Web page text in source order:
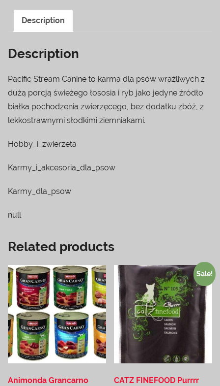
Description
Description
Pacific Stream Canine to karma dla psów wrażliwych z
dużą porcją świeżego łososia i ryb jako jedyne źródło
białka pochodzenia zwierzęcego, bez dodatku zbóż, z
lekkostrawnymi słodkimi ziemniakami.
Hobby_i_zwierzeta
Karmy_i_akcesoria_dla_psow
Karmy_dla_psow
null
Related products
Animonda Grancarno
Sale!
CATZ FINEFOOD Purrrr